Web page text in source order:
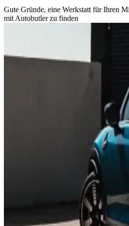
Gute Gründe, eine Werkstatt für Ihren
mit Autobutler zu finden